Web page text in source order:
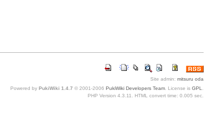
Site admin: mitsuru oda
Powered by PukiWiki 1.4.7 © 2001-2006 PukiWiki Developers Team . License is GPL
PHP Version 4.3.11. HTML convert time: 0.005 sec.